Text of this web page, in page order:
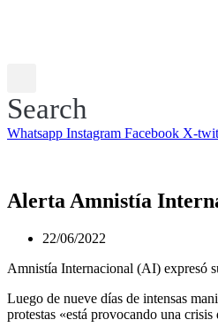
Search
Whatsapp Instagram Facebook X-
Alerta Amnistía
22/06/2022
Amnistía Internacional (AI) expresó
Luego de nueve días de intensas
protestas «está provocando una